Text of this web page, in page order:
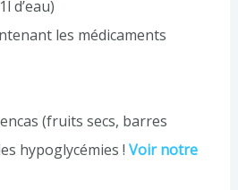
d’eau)
les médicaments
(fruits secs, barres
hypoglycémies ! Voir notre